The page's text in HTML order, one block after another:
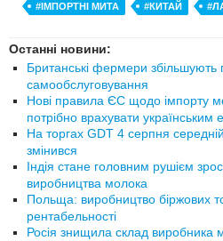
#ІМПОРТНІ МИТА #КИТАЙ
Останні новини:
Британські фермери збільшують
самообслуговування
Нові правила ЄС щодо імпорту
потрібно врахувати українським
На торгах GDT 4 серпня
змінився
Індія стане головним рушієм
виробництва молока
Польща: виробництво біржових
рентабельності
Росія знищила склад виробника